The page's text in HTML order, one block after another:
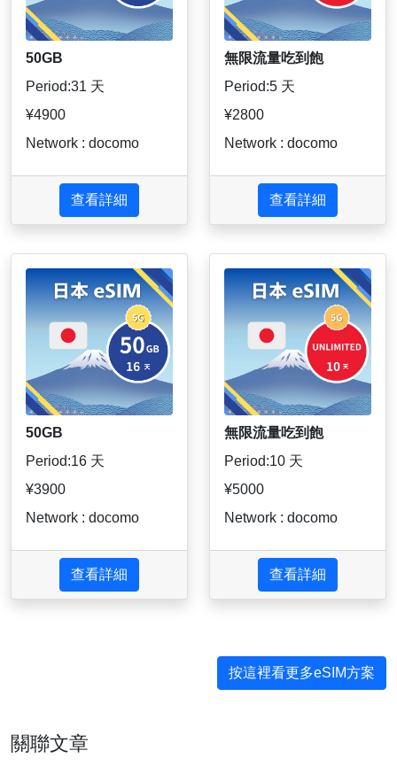
50GB
Period:31 天
¥4900
Network : docomo
查看詳細
無限流量吃到飽
Period:5 天
¥2800
Network : docomo
查看詳細
50GB
Period:16 天
¥3900
Network : docomo
查看詳細
無限流量吃到飽
Period:10 天
¥5000
Network : docomo
查看詳細
按這裡看更多eSIM方案
關聯文章